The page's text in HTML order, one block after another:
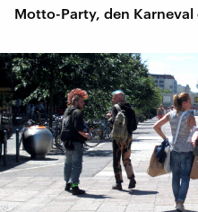
Motto-Party, den Karneval